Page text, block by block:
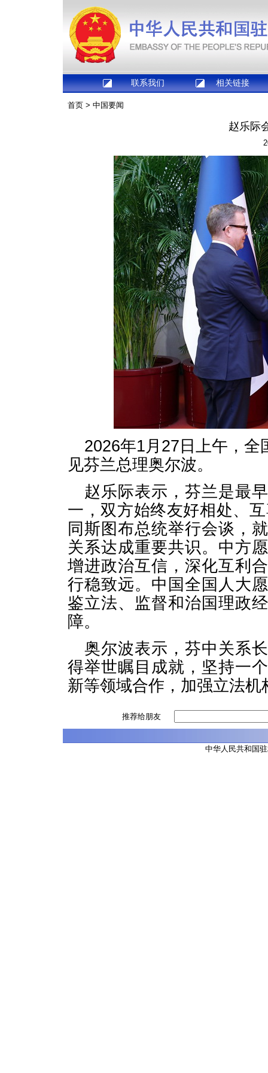
联系我们 相关链接
首页 > 中国要闻
赵乐际
2026年1月27日上午，全
见芬兰总理奥尔波。
赵乐际表示，芬兰是最
一，双方始终友好相处、
同斯图布总统举行会谈，
关系达成重要共识。中方
增进政治互信，深化互利
行稳致远。中国全国人大
鉴立法、监督和治国理政
障。
奥尔波表示，芬中关系
得举世瞩目成就，坚持一
新等领域合作，加强立法机
推荐给朋友
中华人民共和国